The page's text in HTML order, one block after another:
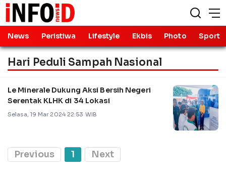
News Peristiwa Lifestyle Ekbis Photo Sport
Hari Peduli Sampah Nasional
Le Minerale Dukung Aksi Bersih Negeri
Serentak KLHK di 34 Lokasi
Selasa, 19 Mar 2024 22:53 WIB
Previous 1 Next